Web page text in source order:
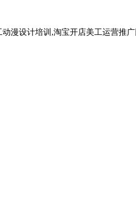
漫设计培训,淘宝开店美工运营推